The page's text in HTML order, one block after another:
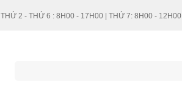
THỨ 2 - THỨ 6 : 8H00 - 17H00 | THỨ 7: 8H00 - 12H00